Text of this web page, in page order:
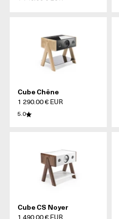
Cube Chêne
Prix de vente
1 290.00 € EUR
5.0
Cube CS Noyer
Prix de vente